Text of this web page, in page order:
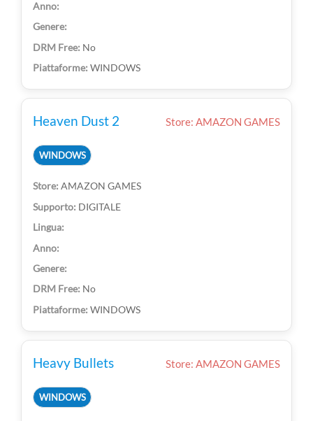
No
WINDOWS
Heaven Dust 2 Store: AMAZON GAMES
WINDOWS
AMAZON GAMES
DIGITALE
No
WINDOWS
Heavy Bullets Store: AMAZON GAMES
WINDOWS